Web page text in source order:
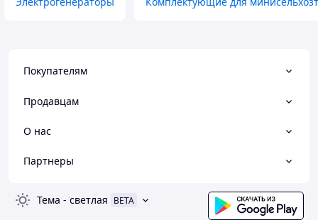
Покупателям
Продавцам
О нас
Партнеры
Тема - светлая BETA